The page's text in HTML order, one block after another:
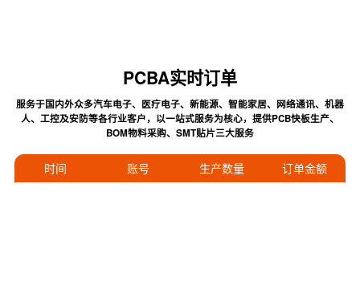
PCBA实时订单
服务于国内外众多汽车电子、医疗电子、新能源、智能家居、网络通讯、机器
人、工控及安防等各行业客户，以一站式服务为核心，提供PCB快板生产、
BOM物料采购、SMT贴片三大服务
时间 账号 生产数量 订单金额